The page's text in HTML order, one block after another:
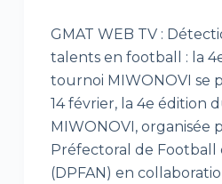
GMAT WEB TV :
talents en football : la
tournoi MIWONOVI se
14 février, la 4e édition
MIWONOVI, organisée
Préfectoral de Football
(DPFAN) en